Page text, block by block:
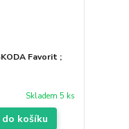
Favorit ;
Skladem 5 ks
košíku